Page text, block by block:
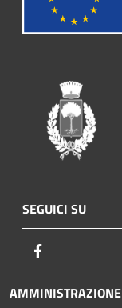
SEGUICI SU
AMMINISTRAZIONE